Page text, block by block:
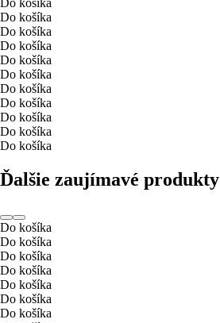
Do košíka
Do košíka
Do košíka
Do košíka
Do košíka
Do košíka
Do košíka
Do košíka
Do košíka
Do košíka
Ďalšie zaujímavé produkty
Do košíka
Do košíka
Do košíka
Do košíka
Do košíka
Do košíka
Do košíka